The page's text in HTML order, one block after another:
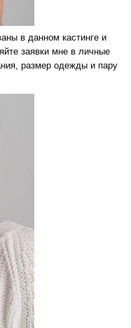
в данном кастинге и
заявки мне в личные
размер одежды и пару